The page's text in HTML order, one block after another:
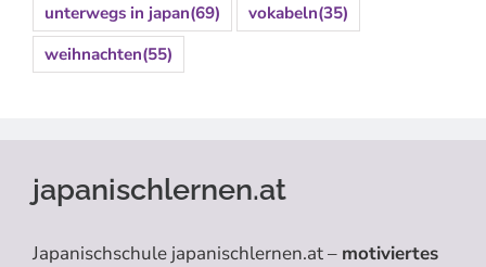
unterwegs in japan(69) vokabeln(35)
weihnachten(55)
japanischlernen.at
Japanischschule japanischlernen.at – motiviertes